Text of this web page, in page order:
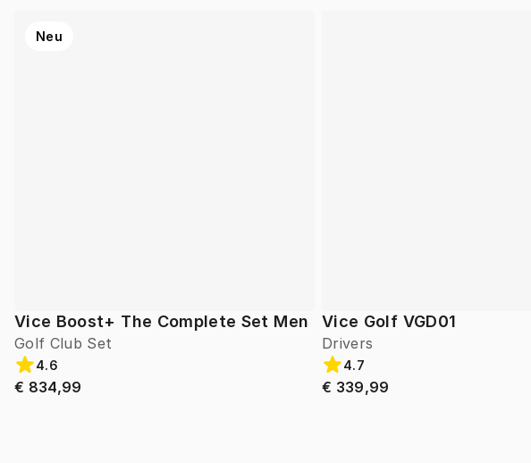
Vice Boost+ The Complete Set Men
Golf Club Set
Neu
4.6
€ 834,99
Vice Golf VGD01
Drivers
4.7
€ 339,99